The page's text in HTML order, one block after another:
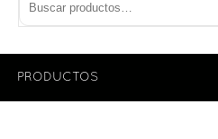
PRODUCTOS